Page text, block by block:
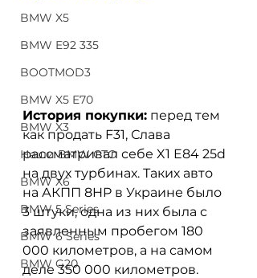
BMW X5
BMW E92 335
BOOTMOD3
BMW X5 E70
BMW X3
Наши BMW СТО
BMW X6
BMW 5 Series
BMW 6 Series
BMW G20
История покупки: перед тем
как продать F31, Слава
рассматривал себе X1 E84 25d
на двух турбинах. Таких авто
на АКПП 8HP в Украине было
3 штуки, одна из них была с
заявленным пробегом 180
000 километров, а на самом
деле 350 000 километров.